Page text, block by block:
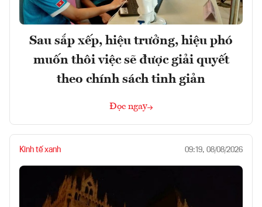
Sau sắp xếp, hiệu trưởng, hiệu phó
muốn thôi việc sẽ được giải quyết
theo chính sách tinh giản
Đọc ngay
Kinh tế xanh 09:19, 08/08/2026